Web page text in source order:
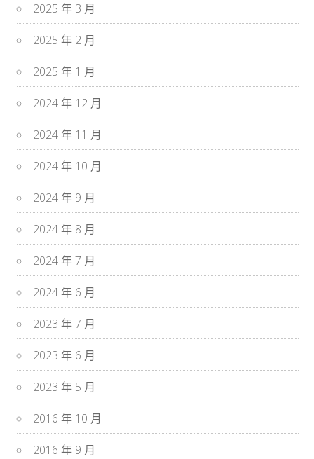
2025 年 3 月
2025 年 2 月
2025 年 1 月
2024 年 12 月
2024 年 11 月
2024 年 10 月
2024 年 9 月
2024 年 8 月
2024 年 7 月
2024 年 6 月
2023 年 7 月
2023 年 6 月
2023 年 5 月
2016 年 10 月
2016 年 9 月